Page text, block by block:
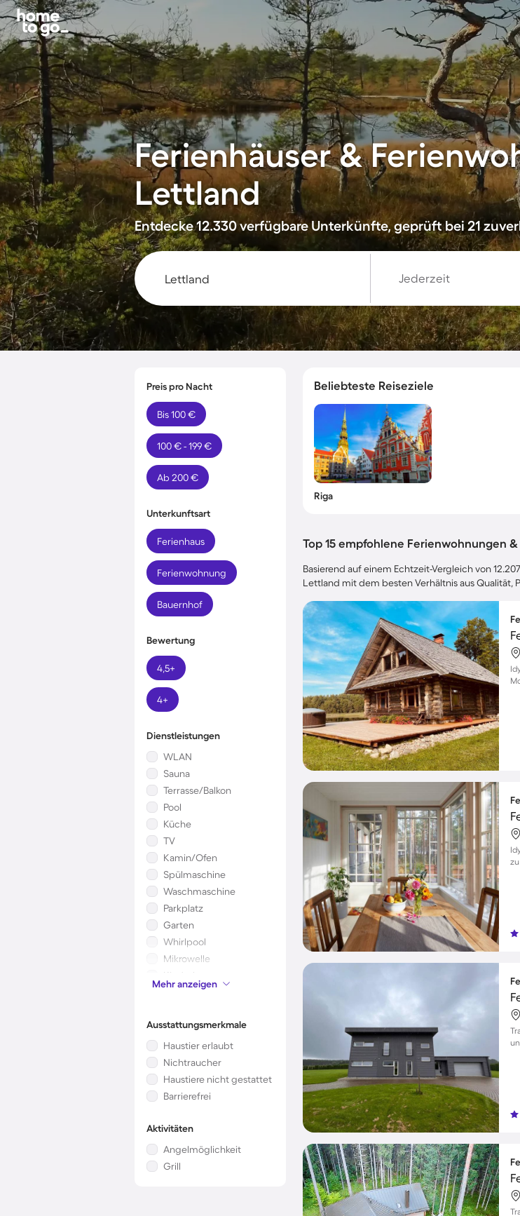
Ferienhäuser &
Lettland
Entdecke 12.330 verfügbare Unterkünfte, geprüft bei 21
Jederzeit
Preis pro Nacht
Bis 100 €
100 € - 199 €
Ab 200 €
Unterkunftsart
Ferienhaus
Ferienwohnung
Bauernhof
Bewertung
4,5+
4+
Dienstleistungen
WLAN
Sauna
Terrasse/Balkon
Pool
Küche
TV
Kamin/Ofen
Spülmaschine
Waschmaschine
Parkplatz
Garten
Whirlpool
Mikrowelle
Kinderbett
Klimaanlage
Mehr anzeigen
Ausstattungsmerkmale
Haustier erlaubt
Nichtraucher
Haustiere nicht gestattet
Barrierefrei
Aktivitäten
Angelmöglichkeit
Grill
Beliebteste Reiseziele
Riga
Top 15 empfohlene Ferienwohnungen
Basierend auf einem Echtzeit-Vergleich von
Lettland mit dem besten Verhältnis aus Qualität,